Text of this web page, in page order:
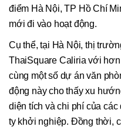
điểm Hà Nội, TP Hồ Chí
mới đi vào hoạt động.
Cụ thể, tại Hà Nội, thị
ThaiSquare Caliria với
cùng một số dự án văn
động này cho thấy xu
diện tích và chi phí của
ty khởi nghiệp. Đồng thời,